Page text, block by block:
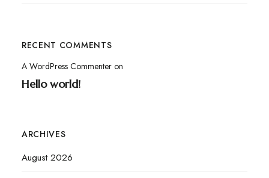
RECENT COMMENTS
A WordPress Commenteron
Hello world!
ARCHIVES
August 2026